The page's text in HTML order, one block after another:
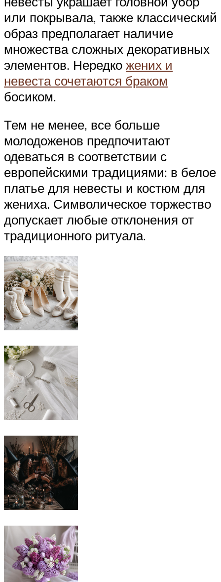
или покрывала, также классический
образ предполагает наличие
множества сложных декоративных
элементов. Нередко жених и
невеста сочетаются браком
босиком.
Тем не менее, все больше
молодоженов предпочитают
одеваться в соответствии с
европейскими традициями: в белое
платье для невесты и костюм для
жениха. Символическое торжество
допускает любые отклонения от
традиционного ритуала.